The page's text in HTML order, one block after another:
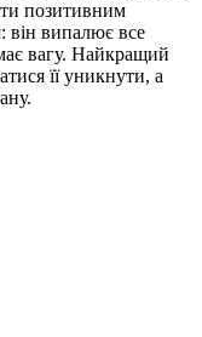
позитивним
він випалює все
вагу. Найкращий
її уникнути, а